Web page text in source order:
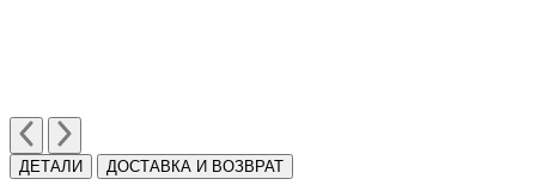
ДЕТАЛИ ДОСТАВКА И ВОЗВРАТ